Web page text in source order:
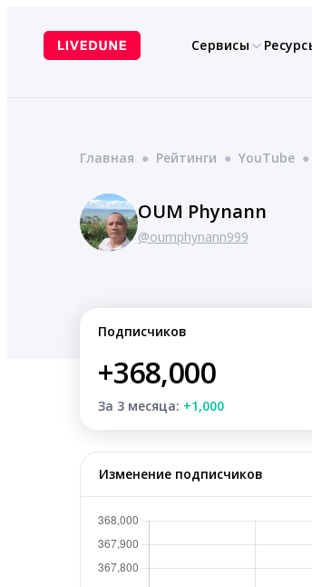
содержимому
Сервисы
Главная ● Рейтинги ● YouTube ●
OUM Phynann
@oumphynann999
Подписчиков
+368,000
За 3 месяца: +1,000
Изменение подписчиков